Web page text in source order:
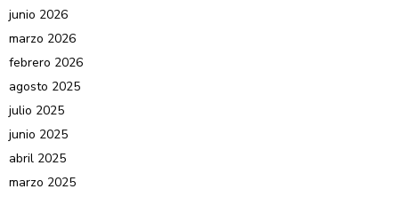
junio 2026
marzo 2026
febrero 2026
agosto 2025
julio 2025
junio 2025
abril 2025
marzo 2025